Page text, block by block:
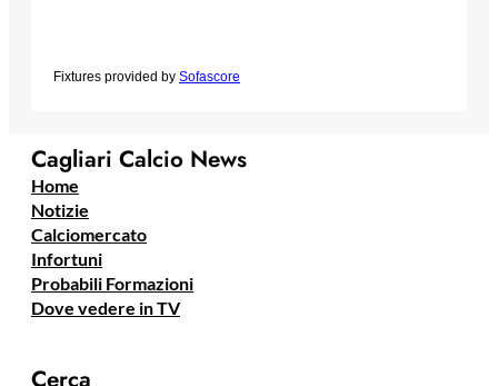
Fixtures provided by Sofascore
Cagliari Calcio News
Home
Notizie
Calciomercato
Infortuni
Probabili Formazioni
Dove vedere in TV